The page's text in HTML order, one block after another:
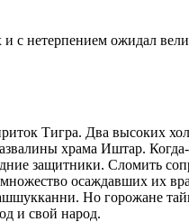
и с нетерпением ожидал
Тигра. Два высоких
храма Иштар.
защитники. Сломить
осаждавших их
Но горожане
и свой народ.